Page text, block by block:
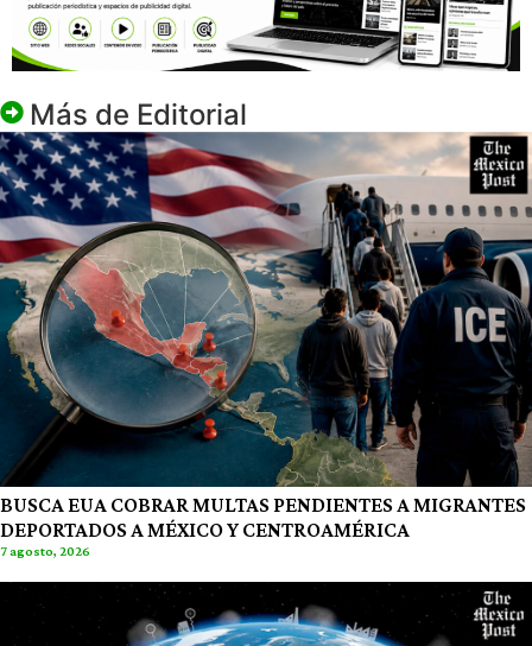
Más de Editorial
BUSCA EUA COBRAR MULTAS PENDIENTES A MIGRANTES
DEPORTADOS A MÉXICO Y CENTROAMÉRICA
7 agosto, 2026